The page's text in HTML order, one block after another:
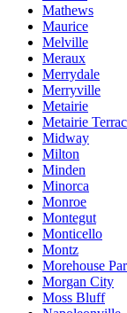
Mathews
Maurice
Melville
Meraux
Merrydale
Merryville
Metairie
Metairie
Midway
Milton
Minden
Minorca
Monroe
Montegut
Monticello
Montz
Morehouse
Morgan City
Moss Bluff